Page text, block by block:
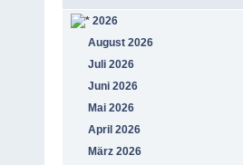
2026
August 2026
Juli 2026
Juni 2026
Mai 2026
April 2026
März 2026